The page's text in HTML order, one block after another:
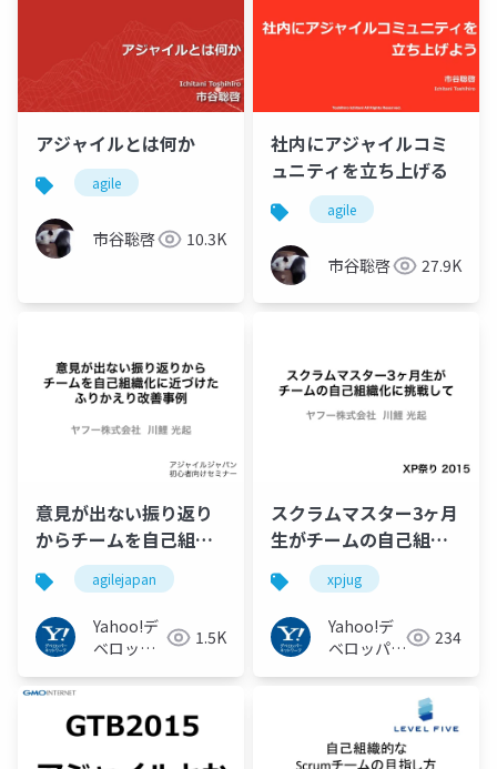
アジャイルとは何か
agile
市谷聡啓 10.3K
社内にアジャイルコミ
ュニティを立ち上げる
agile
市谷聡啓 27.9K
意見が出ない振り返り
からチームを自己組織
化に近づけたふりかえ
り改善事例
#agilejapan
agilejapan
Yahoo!デ
ベロッパ
1.5K
スクラムマスター3ヶ月
生がチームの自己組織
化に挑戦して #xpjug
xpjug
Yahoo!デ
ベロッパー
234